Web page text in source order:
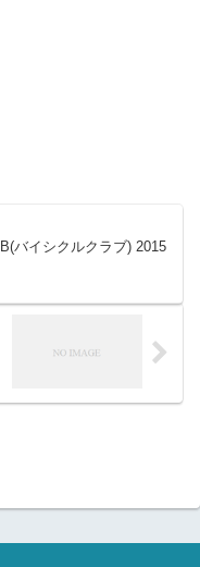
バイシクルクラブ) 2015